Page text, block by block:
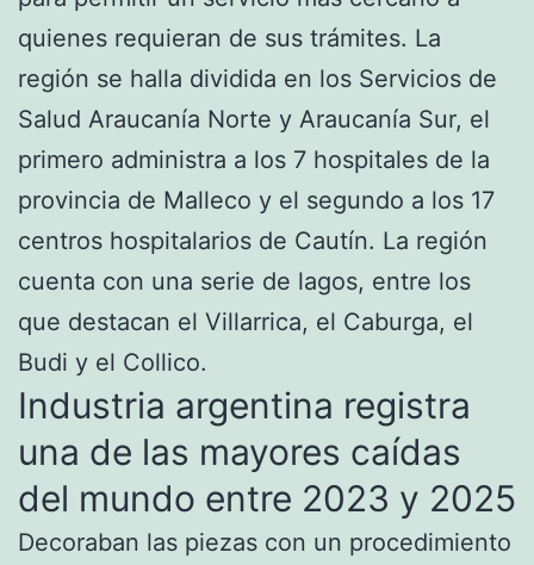
quienes requieran de sus trámites. La
región se halla dividida en los Servicios de
Salud Araucanía Norte y Araucanía Sur, el
primero administra a los 7 hospitales de la
provincia de Malleco y el segundo a los 17
centros hospitalarios de Cautín. La región
cuenta con una serie de lagos, entre los
que destacan el Villarrica, el Caburga, el
Budi y el Collico.​
Industria argentina registra
una de las mayores caídas
del mundo entre 2023 y 2025
Decoraban las piezas con un procedimiento